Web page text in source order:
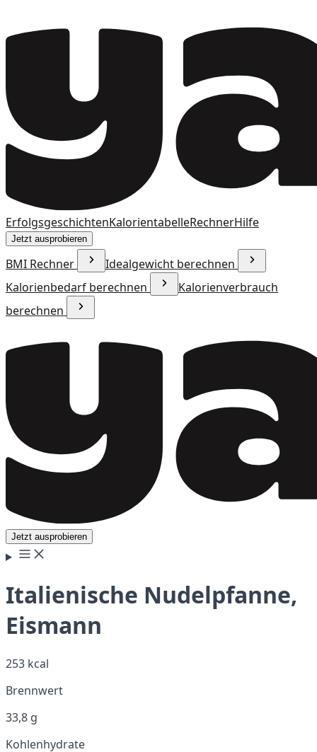
ErfolgsgeschichtenKalorientabelleRechnerHilfe
Jetzt ausprobieren
BMI Rechner
Idealgewicht berechnen
Kalorienbedarf berechnen
Kalorienverbrauch
berechnen
Jetzt ausprobieren
Italienische Nudelpfanne,
Eismann
253 kcal
Brennwert
33,8 g
Kohlenhydrate